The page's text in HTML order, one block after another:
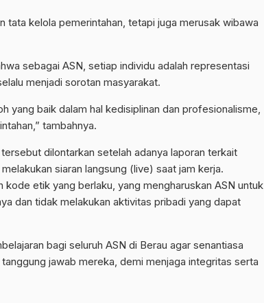
tata kelola pemerintahan, tetapi juga merusak wibawa
sebagai ASN, setiap individu adalah representasi
menjadi sorotan masyarakat.
yang baik dalam hal kedisiplinan dan profesionalisme,
tambahnya.
dilontarkan setelah adanya laporan terkait
siaran langsung (live) saat jam kerja.
etik yang berlaku, yang mengharuskan ASN untuk
dan tidak melakukan aktivitas pribadi yang dapat
bagi seluruh ASN di Berau agar senantiasa
jawab mereka, demi menjaga integritas serta